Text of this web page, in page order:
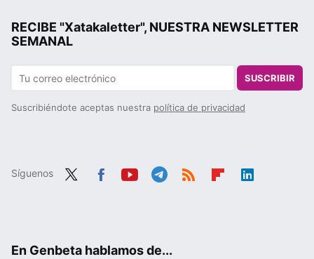
RECIBE "Xatakaletter", NUESTRA NEWSLETTER
SEMANAL
SUSCRIBIR
Suscribiéndote aceptas nuestra política de privacidad
Síguenos
En Genbeta hablamos de...